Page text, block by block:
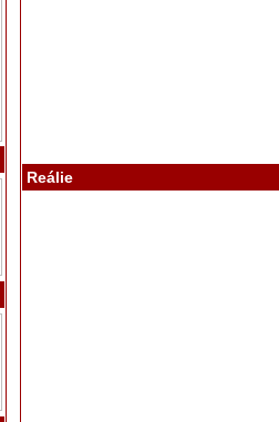
Reálie